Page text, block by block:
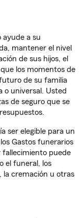
ayude a su
mantener el nivel
de sus hijos, el
los momentos de
de su familia
o universal. Usted
de seguro que se
ser elegible para un
Gastos funerarios
fallecimiento puede
el funeral, los
la cremación u otras